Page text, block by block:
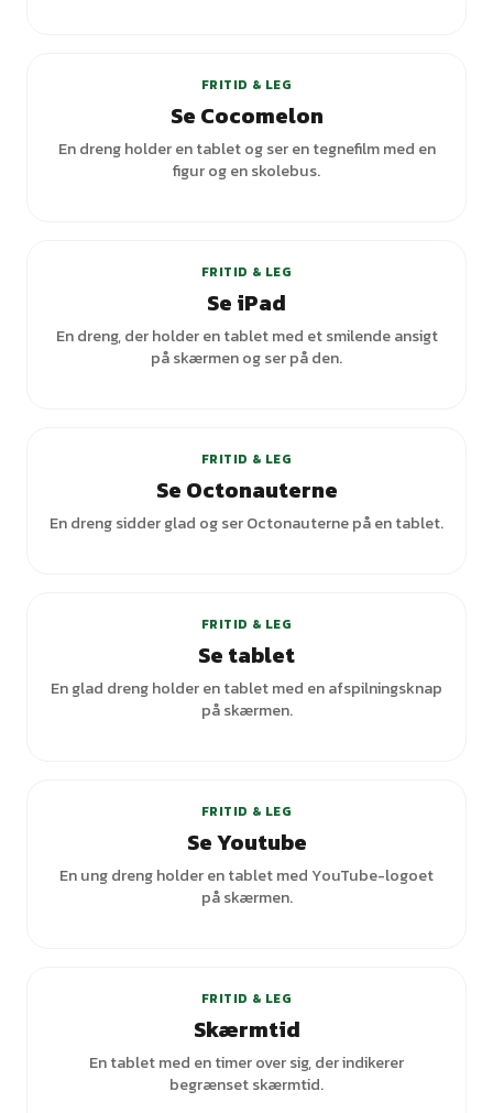
FRITID & LEG
Se Cocomelon
En dreng holder en tablet og ser en tegnefilm med en
figur og en skolebus.
FRITID & LEG
Se iPad
En dreng, der holder en tablet med et smilende ansigt
på skærmen og ser på den.
FRITID & LEG
Se Octonauterne
En dreng sidder glad og ser Octonauterne på en tablet.
FRITID & LEG
Se tablet
En glad dreng holder en tablet med en afspilningsknap
på skærmen.
FRITID & LEG
Se Youtube
En ung dreng holder en tablet med YouTube-logoet
på skærmen.
FRITID & LEG
Skærmtid
En tablet med en timer over sig, der indikerer
begrænset skærmtid.